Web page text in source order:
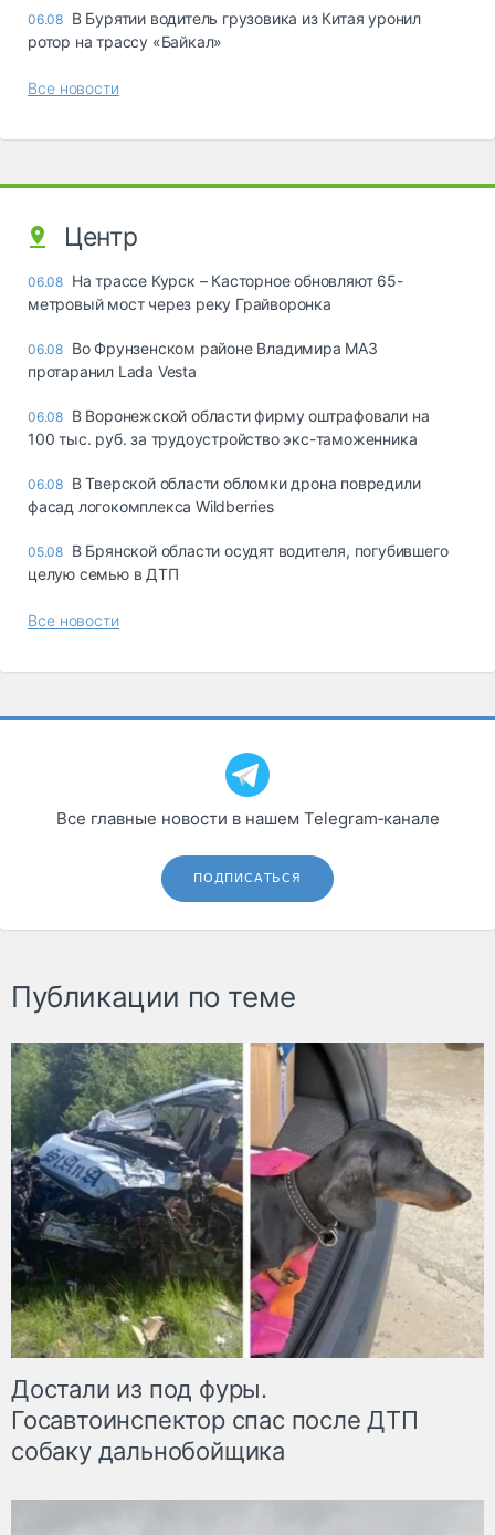
06.08 В Бурятии водитель грузовика из Китая уронил
ротор на трассу «Байкал»
Все новости
Центр
06.08 На трассе Курск – Касторное обновляют 65-
метровый мост через реку Грайворонка
06.08 Во Фрунзенском районе Владимира МАЗ
протаранил Lada Vesta
06.08 В Воронежской области фирму оштрафовали на
100 тыс. руб. за трудоустройство экс-таможенника
06.08 В Тверской области обломки дрона повредили
фасад логокомплекса Wildberries
05.08 В Брянской области осудят водителя, погубившего
целую семью в ДТП
Все новости
Все главные новости в нашем Telegram‑канале
ПОДПИСАТЬСЯ
Публикации по теме
Достали из под фуры.
Госавтоинспектор спас после ДТП
собаку дальнобойщика